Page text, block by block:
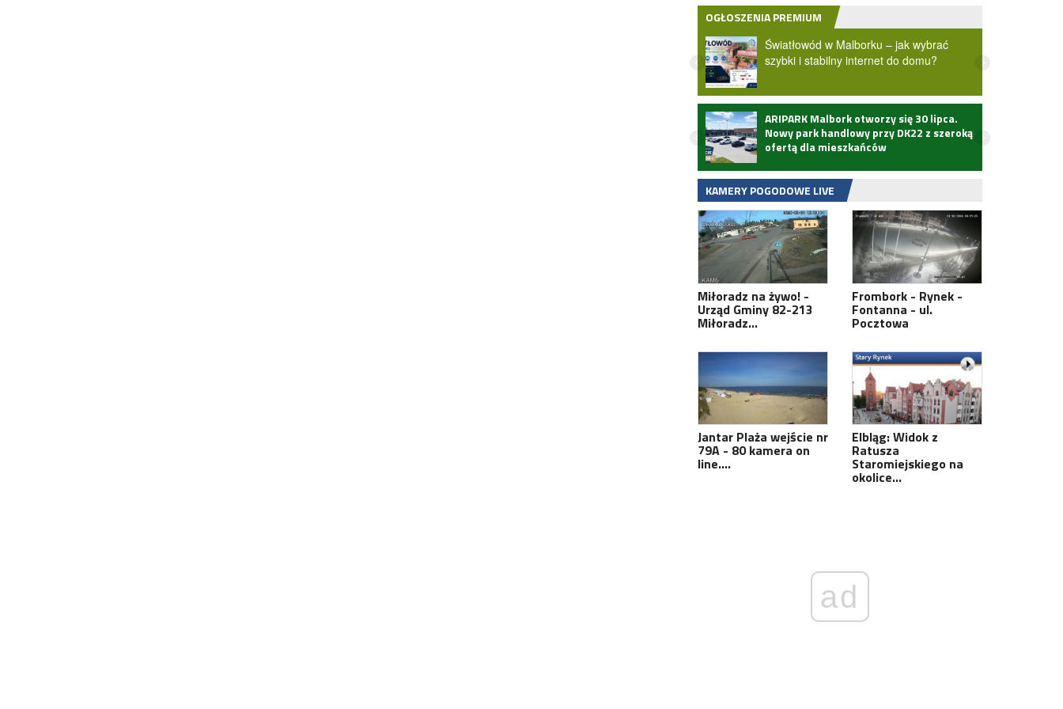
OGŁOSZENIA PREMIUM
Światłowód w Malborku – jak wybrać
szybki i stabilny internet do domu?
ARIPARK Malbork otworzy się 30 lipca.
Nowy park handlowy przy DK22 z szeroką
ofertą dla mieszkańców
KAMERY POGODOWE LIVE
Miłoradz na żywo! -
Urząd Gminy 82-213
Miłoradz…
Frombork - Rynek -
Fontanna - ul.
Pocztowa
Jantar Plaża wejście nr
79A - 80 kamera on
line.…
Elbląg: Widok z
Ratusza
Staromiejskiego na
okolice…
ad